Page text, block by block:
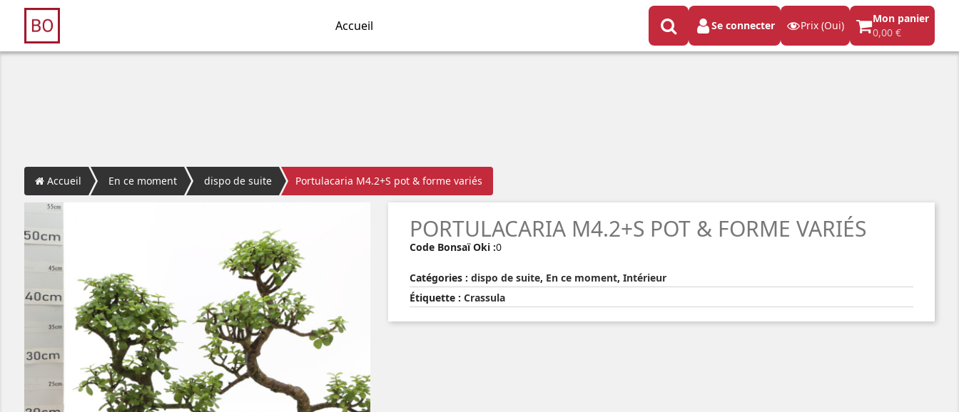
Accueil Se connecter Prix (Oui)
Mon panier
0,00 €
Accueil En ce moment dispo de suite Portulacaria M4.2+S pot & forme variés
PORTULACARIA M4.2+S POT & FORME VARIÉS
Code Bonsaï Oki :0
Catégories :dispo de suite, En ce moment,Intérieur
Étiquette :Crassula